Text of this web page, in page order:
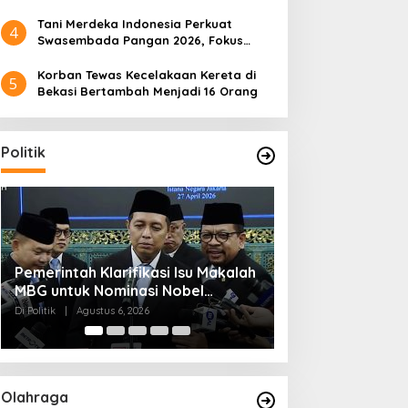
4
Tani Merdeka Indonesia Perkuat
Swasembada Pangan 2026, Fokus
5
Korban Tewas Kecelakaan Kereta di
Bekasi Bertambah Menjadi 16 Orang
Politik
Muktamar NU ke-35 di Jombang,
Panitia Siagakan 3 Posko
Kesehatan 24 Jam
Di Politik Agustus 6, 2026
Olahraga